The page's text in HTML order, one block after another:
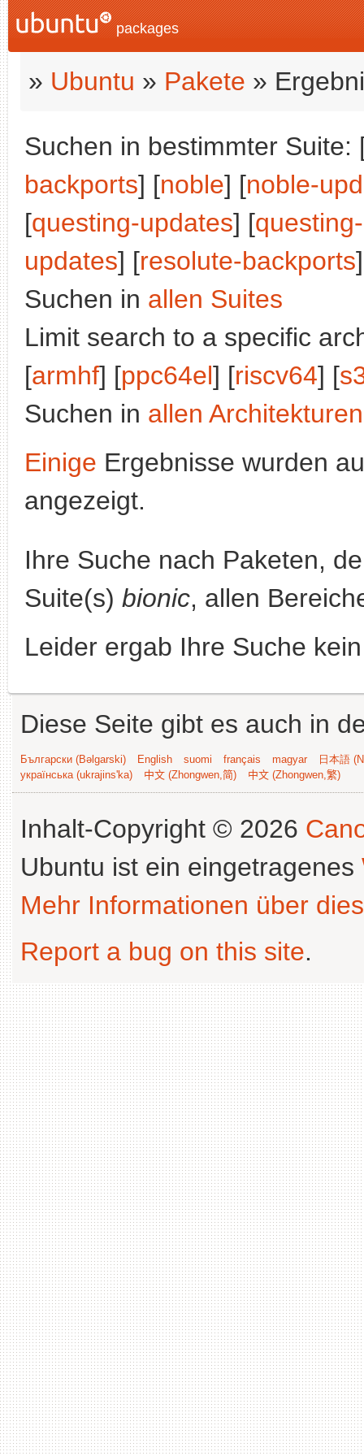
packages
» Ubuntu » Pakete »
Suchen in bestimmter Suite:
backports] [noble] [noble-
[questing-updates] [
updates] [resolute-backports
Suchen in allen Suites
Limit search to a specific
[armhf] [ppc64el] [riscv64] [
Suchen in allen Architekturen
Einige Ergebnisse wurden
angezeigt.
Ihre Suche nach Paketen,
Suite(s) bionic, allen
Leider ergab Ihre Suche
Diese Seite gibt es auch in
Български (Bəlgarski) English suomi français magyar
日本語
українська (ukrajins'ka)
中文 (Zhongwen,简) 中文 (Zhongwen,繁)
Inhalt-Copyright © 2026
Ubuntu ist ein eingetragenes
Mehr Informationen über
Report a bug on this site.